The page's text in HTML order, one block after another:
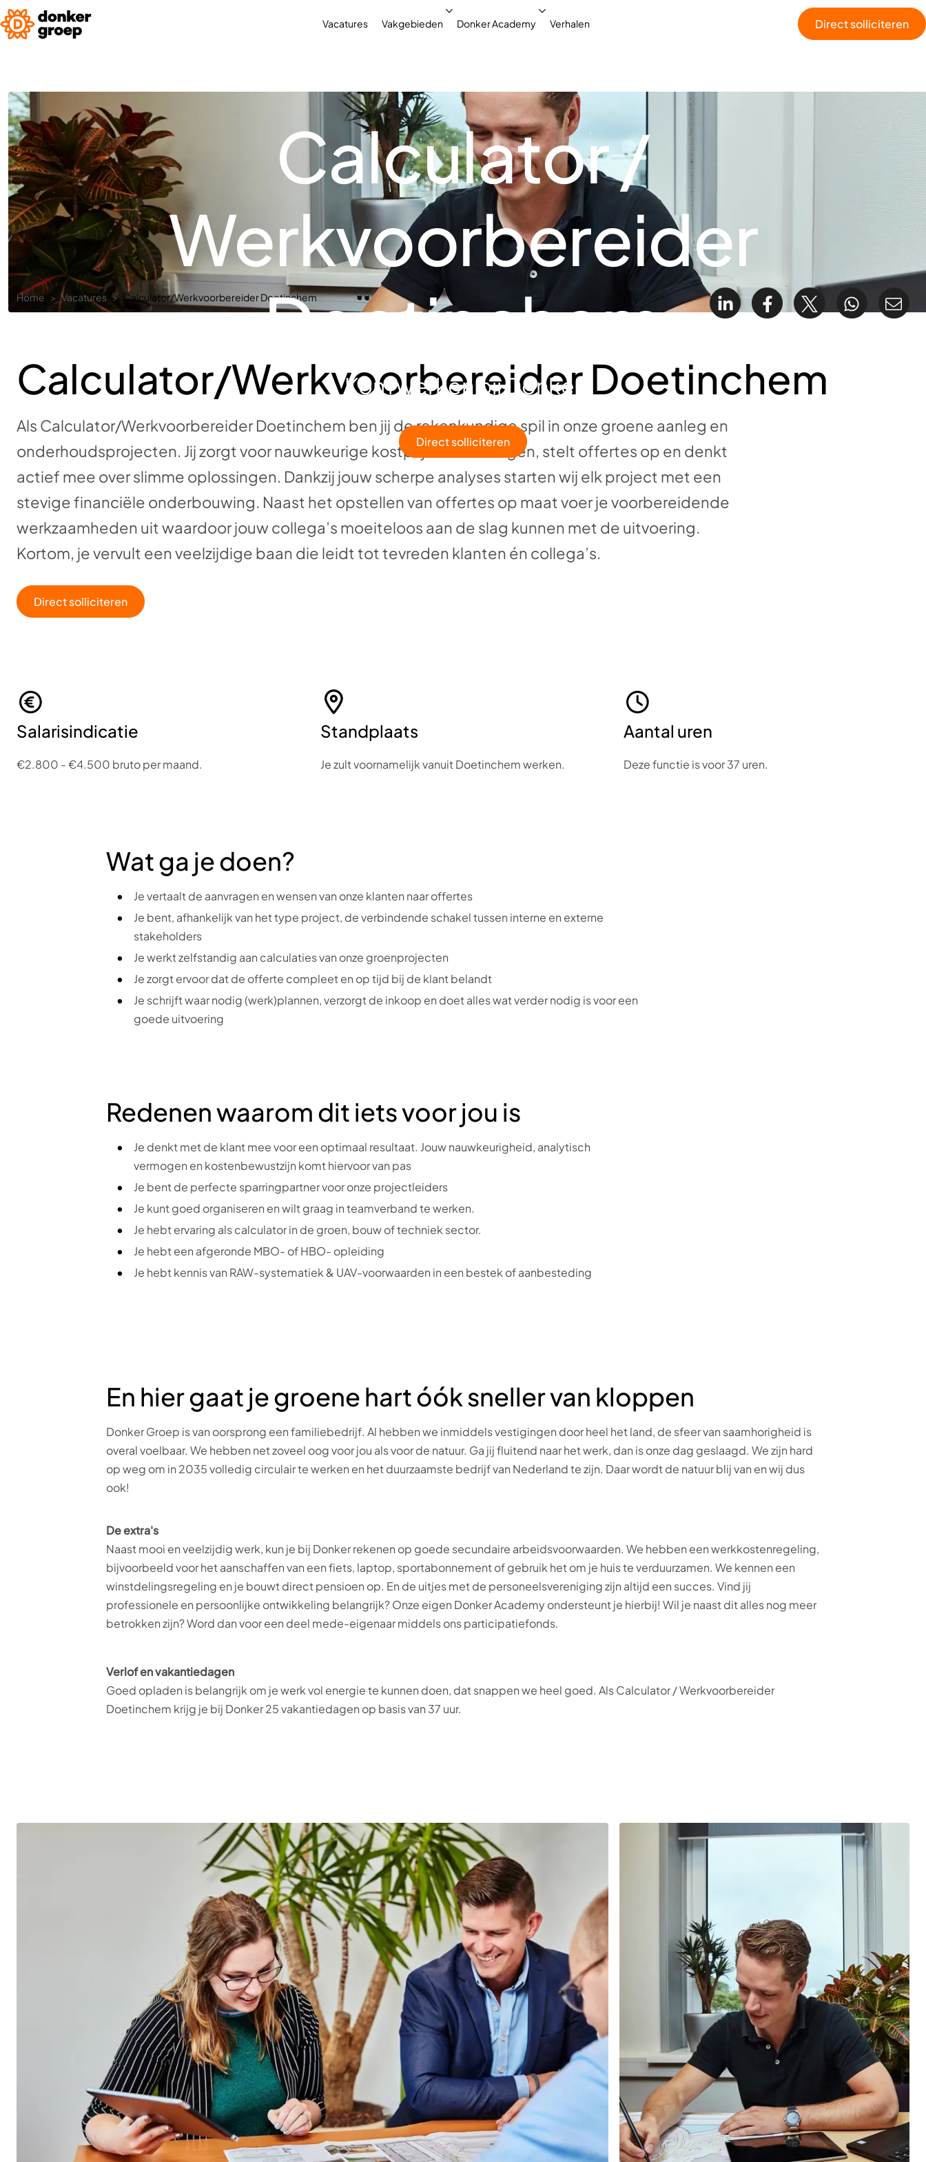
Vacatures Vakgebieden Donker Academy Verhalen Direct solliciteren
Calculator /
Werkvoorbereider
Doetinchem
Kom werken bij Donker
Direct solliciteren
Home Vacatures Calculator/Werkvoorbereider Doetinchem
Calculator/Werkvoorbereider Doetinchem
Als Calculator/Werkvoorbereider Doetinchem ben jij de rekenkundige spil in onze groene aanleg en
onderhoudsprojecten. Jij zorgt voor nauwkeurige kostprijsberekeningen, stelt offertes op en denkt
actief mee over slimme oplossingen. Dankzij jouw scherpe analyses starten wij elk project met een
stevige financiële onderbouwing. Naast het opstellen van offertes op maat voer je voorbereidende
werkzaamheden uit waardoor jouw collega’s moeiteloos aan de slag kunnen met de uitvoering.
Kortom, je vervult een veelzijdige baan die leidt tot tevreden klanten én collega’s.
Direct solliciteren
Salarisindicatie
€2.800 - €4.500 bruto per maand.
Standplaats
Je zult voornamelijk vanuit Doetinchem werken.
Aantal uren
Deze functie is voor 37 uren.
Wat ga je doen?
Je vertaalt de aanvragen en wensen van onze klanten naar offertes
Je bent, afhankelijk van het type project, de verbindende schakel tussen interne en externe
stakeholders
Je werkt zelfstandig aan calculaties van onze groenprojecten
Je zorgt ervoor dat de offerte compleet en op tijd bij de klant belandt
Je schrijft waar nodig (werk)plannen, verzorgt de inkoop en doet alles wat verder nodig is voor een
goede uitvoering
Redenen waarom dit iets voor jou is
Je denkt met de klant mee voor een optimaal resultaat. Jouw nauwkeurigheid, analytisch
vermogen en kostenbewustzijn komt hiervoor van pas
Je bent de perfecte sparringpartner voor onze projectleiders
Je kunt goed organiseren en wilt graag in teamverband te werken.
Je hebt ervaring als calculator in de groen, bouw of techniek sector.
Je hebt een afgeronde MBO- of HBO- opleiding
Je hebt kennis van RAW-systematiek & UAV-voorwaarden in een bestek of aanbesteding
En hier gaat je groene hart óók sneller van kloppen
Donker Groep is van oorsprong een familiebedrijf. Al hebben we inmiddels vestigingen door heel het land, de sfeer van saamhorigheid is
overal voelbaar. We hebben net zoveel oog voor jou als voor de natuur. Ga jij fluitend naar het werk, dan is onze dag geslaagd. We zijn hard
op weg om in 2035 volledig circulair te werken en het duurzaamste bedrijf van Nederland te zijn. Daar wordt de natuur blij van en wij dus
ook!
De extra's
Naast mooi en veelzijdig werk, kun je bij Donker rekenen op goede secundaire arbeidsvoorwaarden. We hebben een werkkostenregeling,
bijvoorbeeld voor het aanschaffen van een fiets, laptop, sportabonnement of gebruik het om je huis te verduurzamen. We kennen een
winstdelingsregeling en je bouwt direct pensioen op. En de uitjes met de personeelsvereniging zijn altijd een succes. Vind jij
professionele en persoonlijke ontwikkeling belangrijk? Onze eigen Donker Academy ondersteunt je hierbij! Wil je naast dit alles nog meer
betrokken zijn? Word dan voor een deel mede-eigenaar middels ons participatiefonds.
Verlof en vakantiedagen
Goed opladen is belangrijk om je werk vol energie te kunnen doen, dat snappen we heel goed. Als Calculator / Werkvoorbereider
Doetinchem krijg je bij Donker 25 vakantiedagen op basis van 37 uur.